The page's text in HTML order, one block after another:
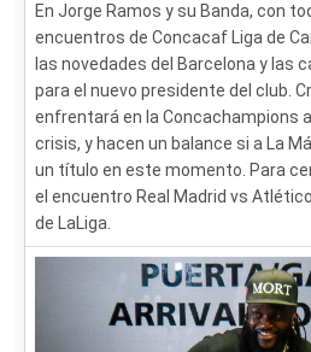
En Jorge Ramos y su Banda, con
encuentros de Concacaf Liga de
las novedades del Barcelona y las
para el nuevo presidente del club.
enfrentará en la Concachampions
crisis, y hacen un balance si a La
un título en este momento. Para
el encuentro Real Madrid vs
de LaLiga.